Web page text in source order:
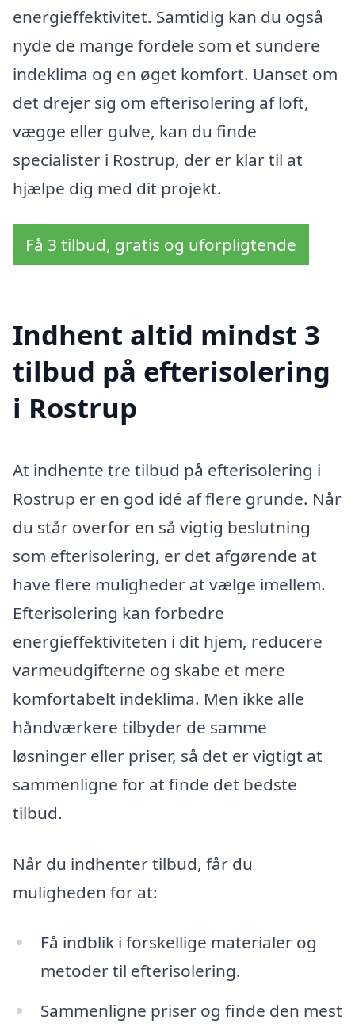
energieffektivitet. Samtidig kan du også
nyde de mange fordele som et sundere
indeklima og en øget komfort. Uanset om
det drejer sig om efterisolering af loft,
vægge eller gulve, kan du finde
specialister i Rostrup, der er klar til at
hjælpe dig med dit projekt.
Få 3 tilbud, gratis og uforpligtende
Indhent altid mindst 3
tilbud på efterisolering
i Rostrup
At indhente tre tilbud på efterisolering i
Rostrup er en god idé af flere grunde. Når
du står overfor en så vigtig beslutning
som efterisolering, er det afgørende at
have flere muligheder at vælge imellem.
Efterisolering kan forbedre
energieffektiviteten i dit hjem, reducere
varmeudgifterne og skabe et mere
komfortabelt indeklima. Men ikke alle
håndværkere tilbyder de samme
løsninger eller priser, så det er vigtigt at
sammenligne for at finde det bedste
tilbud.
Når du indhenter tilbud, får du
muligheden for at:
Få indblik i forskellige materialer og
metoder til efterisolering.
Sammenligne priser og finde den mest